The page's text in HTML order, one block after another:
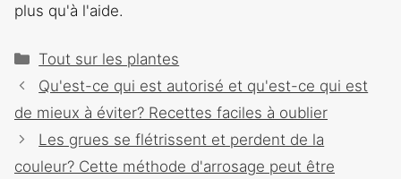
plus qu'à l'aide.
Catégories
Tout sur les plantes
Navigation
des
Qu'est-ce qui est autorisé et qu'est-ce qui est
de mieux à éviter? Recettes faciles à oublier
Les grues se flétrissent et perdent de la
couleur? Cette méthode d'arrosage peut être